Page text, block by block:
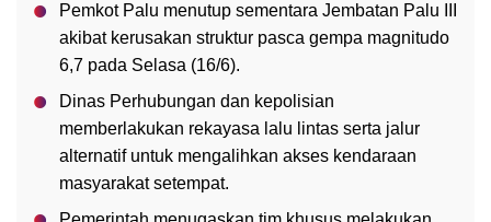
Pemkot Palu menutup sementara Jembatan Palu III
akibat kerusakan struktur pasca gempa magnitudo
6,7 pada Selasa (16/6).
Dinas Perhubungan dan kepolisian
memberlakukan rekayasa lalu lintas serta jalur
alternatif untuk mengalihkan akses kendaraan
masyarakat setempat.